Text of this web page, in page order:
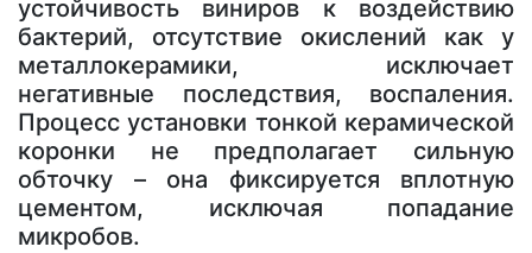
устойчивость виниров к воздействию
бактерий, отсутствие окислений как у
металлокерамики, исключает
негативные последствия, воспаления.
Процесс установки тонкой керамической
коронки не предполагает сильную
обточку – она фиксируется вплотную
цементом, исключая попадание
микробов.